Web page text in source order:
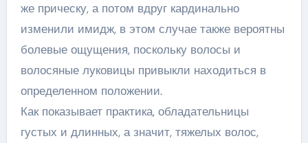
же прическу, а потом вдруг кардинально
изменили имидж, в этом случае также вероятны
болевые ощущения, поскольку волосы и
волосяные луковицы привыкли находиться в
определенном положении.
Как показывает практика, обладательницы
густых и длинных, а значит, тяжелых волос,